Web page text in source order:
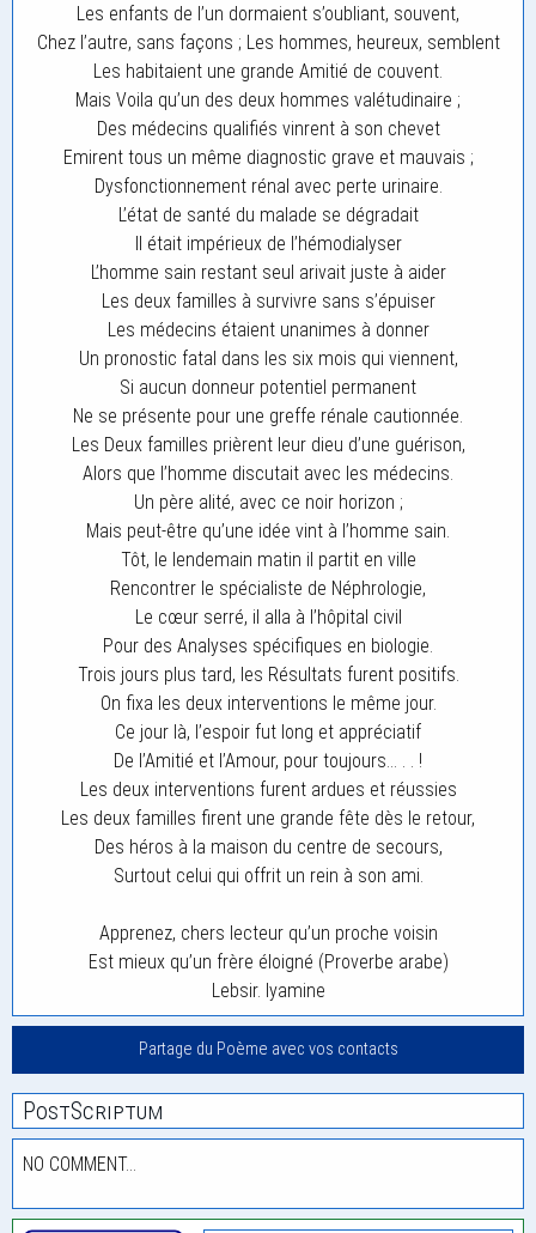
Les enfants de l’un dormaient s’oubliant, souvent,
Chez l’autre, sans façons ; Les hommes, heureux, semblent
Les habitaient une grande Amitié de couvent.
Mais Voila qu’un des deux hommes valétudinaire ;
Des médecins qualifiés vinrent à son chevet
Emirent tous un même diagnostic grave et mauvais ;
Dysfonctionnement rénal avec perte urinaire.
L’état de santé du malade se dégradait
Il était impérieux de l’hémodialyser
L’homme sain restant seul arivait juste à aider
Les deux familles à survivre sans s’épuiser
Les médecins étaient unanimes à donner
Un pronostic fatal dans les six mois qui viennent,
Si aucun donneur potentiel permanent
Ne se présente pour une greffe rénale cautionnée.
Les Deux familles prièrent leur dieu d’une guérison,
Alors que l’homme discutait avec les médecins.
Un père alité, avec ce noir horizon ;
Mais peut-être qu’une idée vint à l’homme sain.
Tôt, le lendemain matin il partit en ville
Rencontrer le spécialiste de Néphrologie,
Le cœur serré, il alla à l’hôpital civil
Pour des Analyses spécifiques en biologie.
Trois jours plus tard, les Résultats furent positifs.
On fixa les deux interventions le même jour.
Ce jour là, l’espoir fut long et appréciatif
De l’Amitié et l’Amour, pour toujours… . . !
Les deux interventions furent ardues et réussies
Les deux familles firent une grande fête dès le retour,
Des héros à la maison du centre de secours,
Surtout celui qui offrit un rein à son ami.
Apprenez, chers lecteur qu’un proche voisin
Est mieux qu’un frère éloigné (Proverbe arabe)
Lebsir. lyamine
Partage du Poème avec vos contacts
PostScriptum
NO COMMENT…